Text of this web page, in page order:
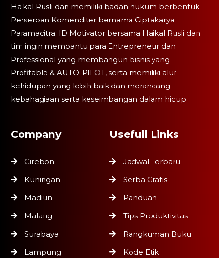
Haikal Rusli dan memiliki badan hukum berbentuk
Perseroan Komenditer bernama Ciptakarya
Paramacitra. ID Motivator bersama Haikal Rusli dan
tim ingin membantu para Entrepreneur dan
Professional yang membangun bisnis yang
Profitable & AUTO-PILOT, serta memiliki alur
kehidupan yang lebih baik dan merancang
kebahagiaan serta keseimbangan dalam hidup
Company
Cirebon
Kuningan
Madiun
Malang
Surabaya
Lampung
Usefull Links
Jadwal Terbaru
Serba Gratis
Panduan
Tips Produktivitas
Rangkuman Buku
Kode Etik